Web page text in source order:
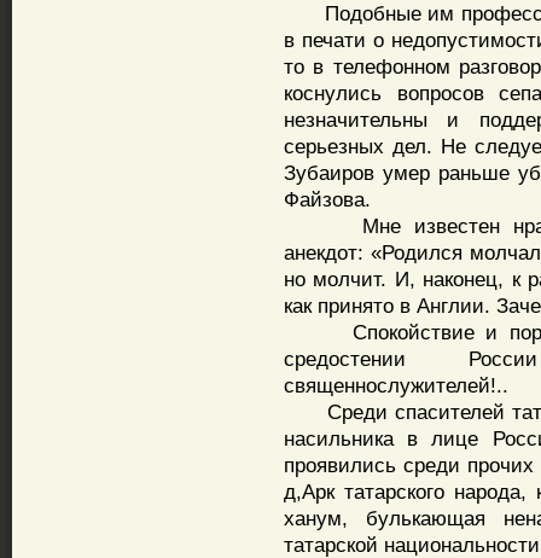
Подобные им
в печати о
то в телефонном
коснулись вопросов
незначительны и
серьезных дел. Не
Зубаиров умер раньше
Файзова.
Мне известен
анекдот: «Родился
но молчит. И, наконец, к
как принято в Англии.
Спокойствие и
средостении
священнослужителей!..
Среди спасителей
насильника в лице
проявились среди
д,Арк татарского
ханум, булькающая
татарской